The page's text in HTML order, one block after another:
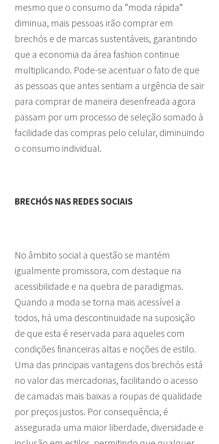
mesmo que o consumo da “moda rápida”
diminua, mais pessoas irão comprar em
brechós e de marcas sustentáveis, garantindo
que a economia da área fashion continue
multiplicando. Pode-se acentuar o fato de que
as pessoas que antes sentiam a urgência de sair
para comprar de maneira desenfreada agora
passam por um processo de seleção somado à
facilidade das compras pelo celular, diminuindo
o consumo individual.
BRECHÓS NAS REDES SOCIAIS
No âmbito social a questão se mantém
igualmente promissora, com destaque na
acessibilidade e na quebra de paradigmas.
Quando a moda se torna mais acessível a
todos, há uma descontinuidade na suposição
de que esta é reservada para aqueles com
condições financeiras altas e noções de estilo.
Uma das principais vantagens dos brechós está
no valor das mercadorias, facilitando o acesso
de camadas mais baixas a roupas de qualidade
por preços justos. Por consequência, é
assegurada uma maior liberdade, diversidade e